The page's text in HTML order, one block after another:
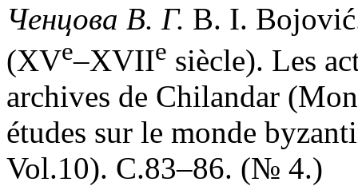
Ченцова В. Г. B. I.
(XVe–XVIIe siècle). Les
archives de Chilandar
études sur le monde
Vol.10). С.83–86. (№ 4.)